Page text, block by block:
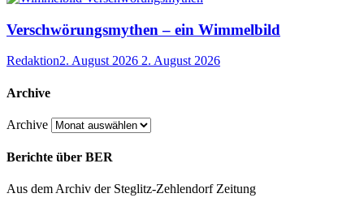
Verschwörungsmythen – ein Wimmelbild
Redaktion2. August 2026 2. August 2026
Archive
Archive
Berichte über BER
Aus dem Archiv der Steglitz-Zehlendorf Zeitung